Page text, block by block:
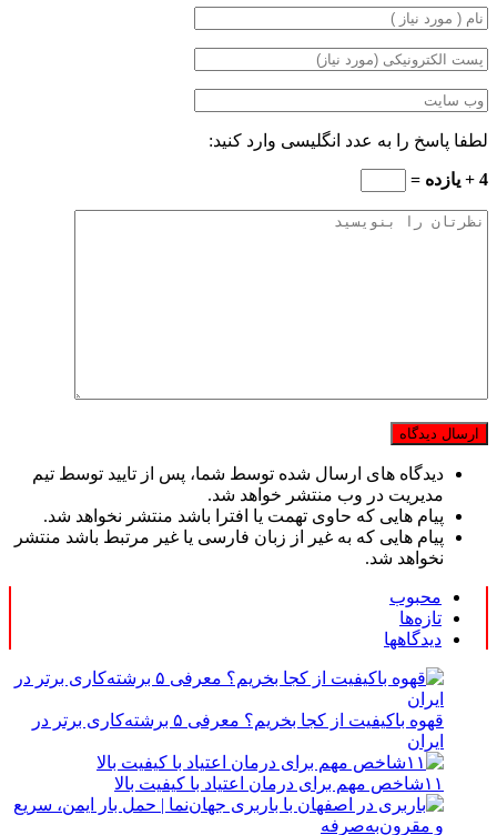
لطفا پاسخ را به عدد انگلیسی وارد کنید:
4 + یازده =
دیدگاه های ارسال شده توسط شما، پس از تایید توسط تیم
مدیریت در وب منتشر خواهد شد.
پیام هایی که حاوی تهمت یا افترا باشد منتشر نخواهد شد.
پیام هایی که به غیر از زبان فارسی یا غیر مرتبط باشد منتشر
نخواهد شد.
محبوب
تازه‌ها
دیدگاهها
قهوه باکیفیت از کجا بخریم؟ معرفی ۵ برشته‌کاری برتر در
ایران
۱۱شاخص مهم برای درمان اعتیاد با کیفیت بالا